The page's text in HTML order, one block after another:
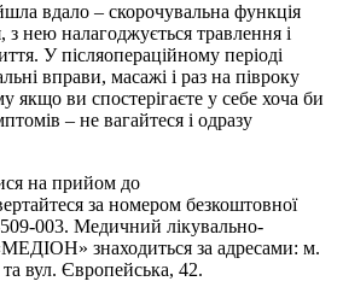
вдало – скорочувальна функція
нею налагоджується травлення і
У післяопераційному періоді
вправи, масажі і раз на півроку
якщо ви спостерігаєте у себе хоча би
– не вагайтеся і одразу
на прийом до
за номером безкоштовної
509-003. Медичний лікувально-
знаходиться за адресами: м.
вул. Європейська, 42.